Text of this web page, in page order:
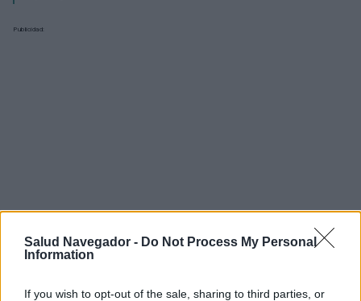
Salud Navegador - Do Not Process My Personal
Information
If you wish to opt-out of the sale, sharing to third parties, or
Publicidad: